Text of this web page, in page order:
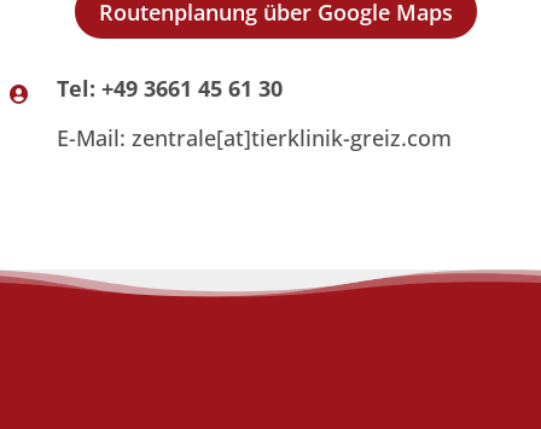
Routenplanung über Google Maps

Tel: +49 3661 45 61 30
E-Mail: zentrale[at]tierklinik-greiz.com